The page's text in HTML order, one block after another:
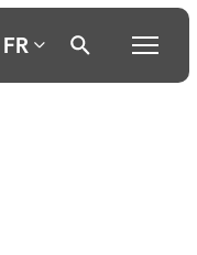
FR